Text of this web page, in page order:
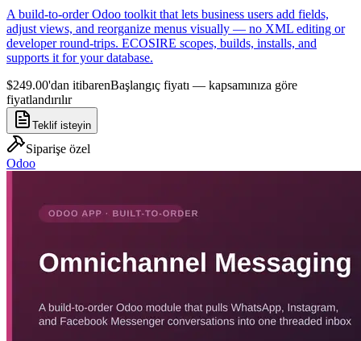
A build-to-order Odoo toolkit that lets business users add fields,
adjust views, and reorganize menus visually — no XML editing or
developer round-trips. ECOSIRE scopes, builds, installs, and
supports it for your database.
$249.00'dan itibarenBaşlangıç fiyatı — kapsamınıza göre
fiyatlandırılır
Teklif isteyin
Siparişe özel
Odoo